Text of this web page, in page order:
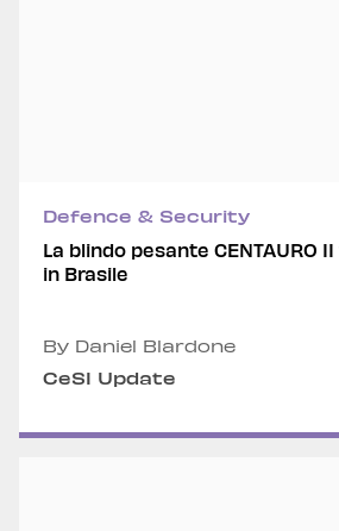
Defence & Security
La blindo pesante CENTAURO
in Brasile
By Daniel Blardone
CeSI Update